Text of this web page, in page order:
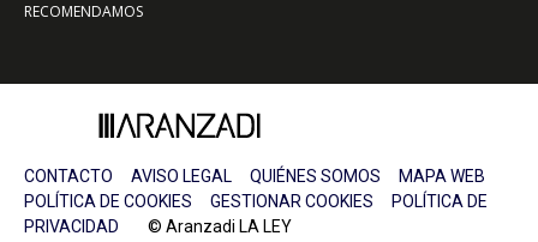
RECOMENDAMOS
CONTACTO AVISO LEGAL QUIÉNES SOMOS
MAPA WEB
POLÍTICA DE COOKIES
GESTIONAR COOKIES
POLÍTICA DE
PRIVACIDAD © Aranzadi LA LEY